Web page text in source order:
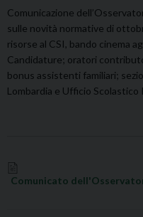
Comunicazione
sulle novità normative di
risorse al CSI, bando cinema
Candidature; oratori
bonus assistenti familiari;
Lombardia e Ufficio Scolastico
Comunicato